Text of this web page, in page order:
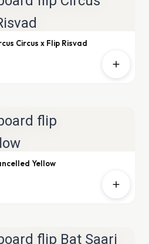
Circus x Flip Risvad
Yellow